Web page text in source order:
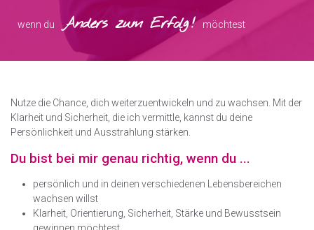
wenn du Anders zum Erfolg !möchtest
Nutze die Chance, dich weiterzuentwickeln und zu wachsen. Mit der
Klarheit und Sicherheit, die ich vermittle, kannst du deine
Persönlichkeit und Ausstrahlung stärken.
Du bist bei mir genau richtig, wenn du ...
persönlich und in deinen verschiedenen Lebensbereichen
wachsen willst
Klarheit, Orientierung, Sicherheit, Stärke und Bewusstsein